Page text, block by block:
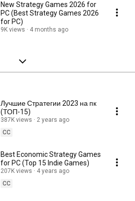
New Strategy Games 2026 for
PC (Best Strategy Games 2026
for PC)
9K views 4 months ago
Лучшие Стратегии 2023 на пк
(ТОП-15)
387K views
2 years ago
CC
Best Economic Strategy Games
for PC (Top 15 Indie Games)
207K views
4 years ago
CC